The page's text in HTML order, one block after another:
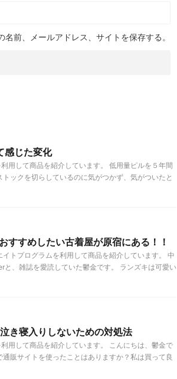
前、メールアドレス、サイトを保存する。
感じた変化
用して商品を紹介しています。 低用量ピルを５年間
ックを切らしているのに気がつかず、気がついたと
すすめしたい古着屋が原宿にある！！
トプログラムを利用して商品を紹介しています。 中
、雑誌を愛読していた鬱金です。 ランズキは可愛い
き寝入りしないための対処法
用して商品を紹介しています。 こんにちは、鬱金で
販サイトを使ったことはありますか？私は買って良